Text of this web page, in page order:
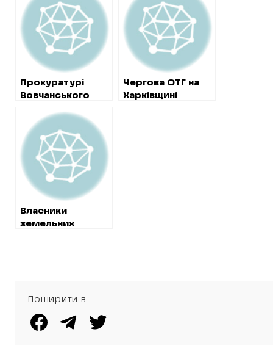
тендери на 16-
мільйонне
будівництво
амбулаторії
Прокуратурі
Вовчанського
повернути
державі земельну
ділянку біля води
Чергова ОТГ на
Харківщині
Власники
земельних
розібрати
незаконні паркани
Поширити в